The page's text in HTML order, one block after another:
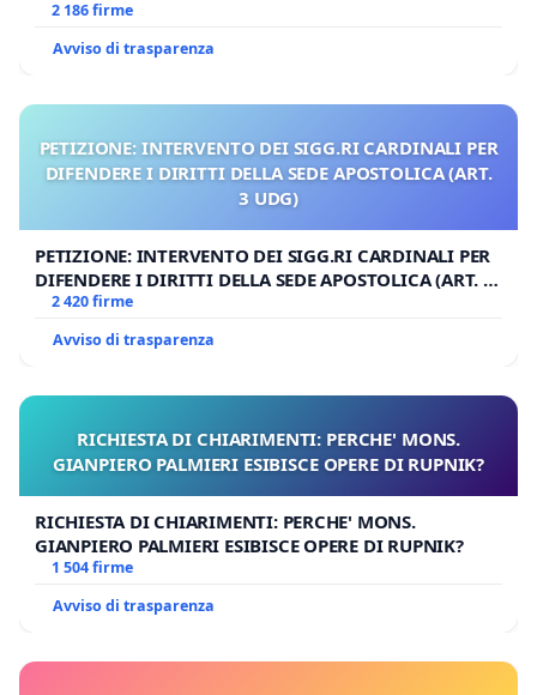
MILANO
2 186 firme
Avviso di trasparenza
PETIZIONE: INTERVENTO DEI SIGG.RI CARDINALI PER
DIFENDERE I DIRITTI DELLA SEDE APOSTOLICA (ART.
3 UDG)
PETIZIONE: INTERVENTO DEI SIGG.RI CARDINALI PER
DIFENDERE I DIRITTI DELLA SEDE APOSTOLICA (ART. 3
UDG)
2 420 firme
Avviso di trasparenza
RICHIESTA DI CHIARIMENTI: PERCHE' MONS.
GIANPIERO PALMIERI ESIBISCE OPERE DI RUPNIK?
RICHIESTA DI CHIARIMENTI: PERCHE' MONS.
GIANPIERO PALMIERI ESIBISCE OPERE DI RUPNIK?
1 504 firme
Avviso di trasparenza